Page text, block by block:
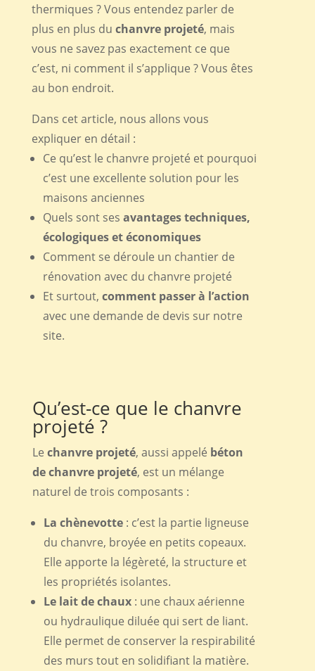
thermiques ? Vous entendez parler de
plus en plus du chanvre projeté, mais
vous ne savez pas exactement ce que
c’est, ni comment il s’applique ? Vous êtes
au bon endroit.
Dans cet article, nous allons vous
expliquer en détail :
Ce qu’est le chanvre projeté et pourquoi
c’est une excellente solution pour les
maisons anciennes
Quels sont ses avantages techniques,
écologiques et économiques
Comment se déroule un chantier de
rénovation avec du chanvre projeté
Et surtout, comment passer à l’action
avec une demande de devis sur notre
site.
Qu’est-ce que le chanvre
projeté ?
Le chanvre projeté, aussi appelé béton
de chanvre projeté, est un mélange
naturel de trois composants :
La chènevotte: c’est la partie ligneuse
du chanvre, broyée en petits copeaux.
Elle apporte la légèreté, la structure et
les propriétés isolantes.
Le lait de chaux: une chaux aérienne
ou hydraulique diluée qui sert de liant.
Elle permet de conserver la respirabilité
des murs tout en solidifiant la matière.